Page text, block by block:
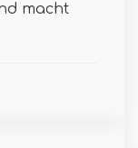
macht